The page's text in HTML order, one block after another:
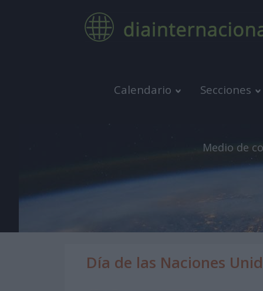
Calendario Secciones
Medio de
Día de las Naciones